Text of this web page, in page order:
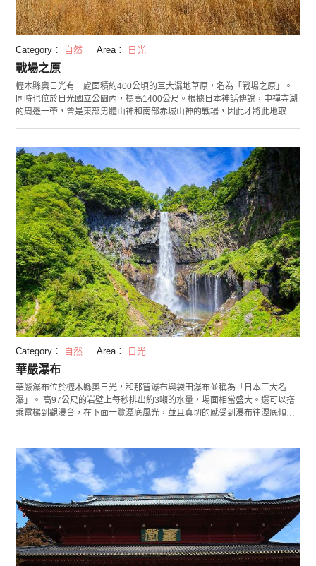
Category： 自然 Area： 日光
戰場之原
櫪木縣奧日光有一處面積約400公頃的巨大濕地草原，名為「戰場之原」。
同時也位於日光國立公園內，標高1400公尺。根據日本神話傳說，中禪寺湖
的周邊一帶，曾是東部男體山神和南部赤城山神的戰場，因此才將此地取名
子草。秋季草原都被會染成紅色，形成「草原紅葉」，冬季則是覆蓋著白雪
的銀色世界。濕原上建蓋了可以漫步2個多小時的步道，漫步其中可以就近觀
察草原的植物和野鳥群。其中更設置了許多的展望台，不只可以眺望到以男
體山為背景的濕地草原風光，更能充分感受濕地草原的自然魅力。
Category： 自然 Area： 日光
華嚴瀑布
華嚴瀑布位於櫪木縣奧日光，和那智瀑布與袋田瀑布並稱為「日本三大名
瀑」。 高97公尺的岩壁上每秒排出約3噸的水量，場面相當盛大。還可以搭
乘電梯到觀瀑台，在下面一覽潭底風光，並且真切的感受到瀑布往潭底傾洩
的紅葉景觀。1月至2月間的藍冰更是一大特色。主瀑布和周邊的小瀑布「十
二瀑」會一起凍結，呈現出一整片美麗藍色的冰凍瀑布。 華嚴瀑布自然豐
茂，四季風景變換，是一處壯觀且富有神秘感的景點。